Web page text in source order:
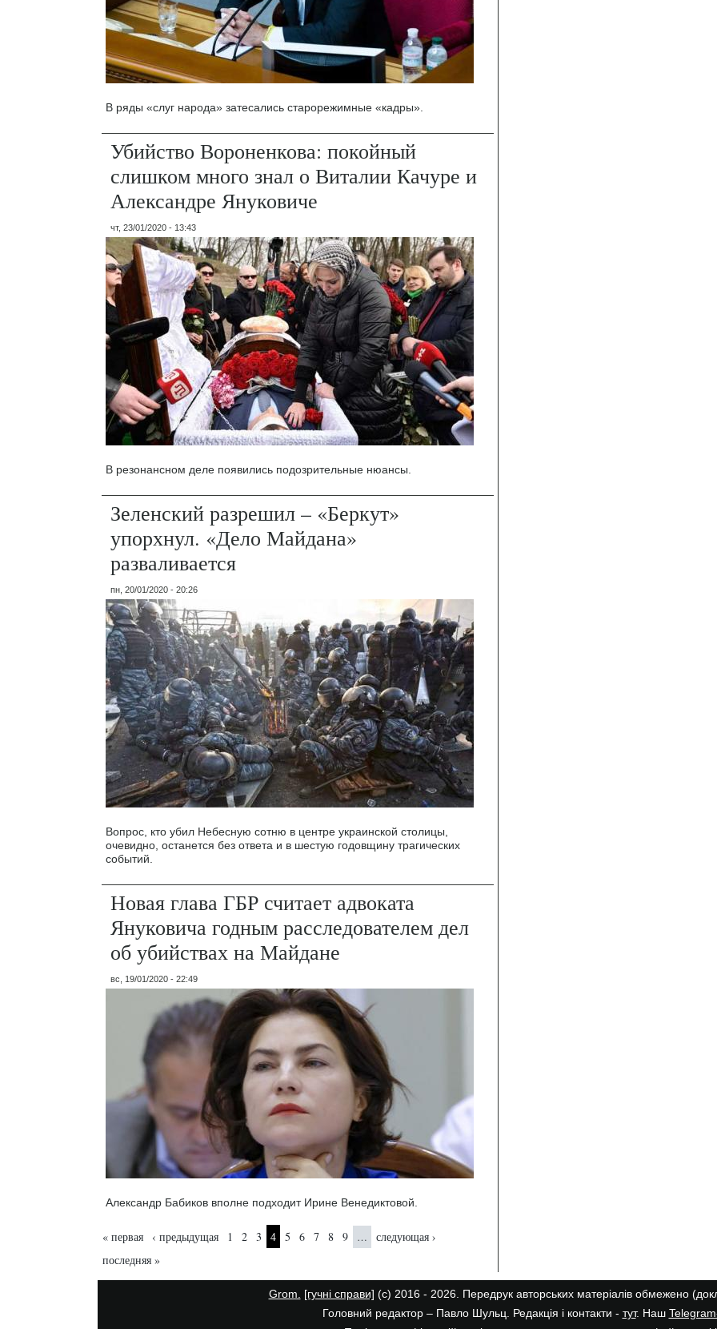
В ряды «слуг народа» затесались старорежимные «кадры».
Убийство Вороненкова: покойный
слишком много знал о Виталии Качуре и
Александре Януковиче
чт, 23/01/2020 - 13:43
В резонансном деле появились подозрительные нюансы.
Зеленский разрешил – «Беркут»
упорхнул. «Дело Майдана»
разваливается
пн, 20/01/2020 - 20:26
Вопрос, кто убил Небесную сотню в центре украинской столицы,
очевидно, останется без ответа и в шестую годовщину трагических
событий.
Новая глава ГБР считает адвоката
Януковича годным расследователем дел
об убийствах на Майдане
вс, 19/01/2020 - 22:49
Александр Бабиков вполне подходит Ирине Венедиктовой.
Страницы
« первая ‹ предыдущая 1 2 3 4 5 6 7 8 9 …
следующая ›
последняя »
Grom. [гучні справи] (с) 2016 - 2026. Передрук авторських матеріалів обмежено
Головний редактор – Павло Шульц. Редакція і контакти - тут. Наш